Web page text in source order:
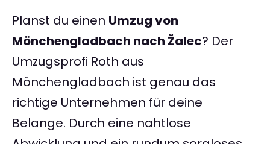
Planst du einen Umzug von
Mönchengladbach nach Žalec? Der
Umzugsprofi Roth aus
Mönchengladbach ist genau das
richtige Unternehmen für deine
Belange. Durch eine nahtlose